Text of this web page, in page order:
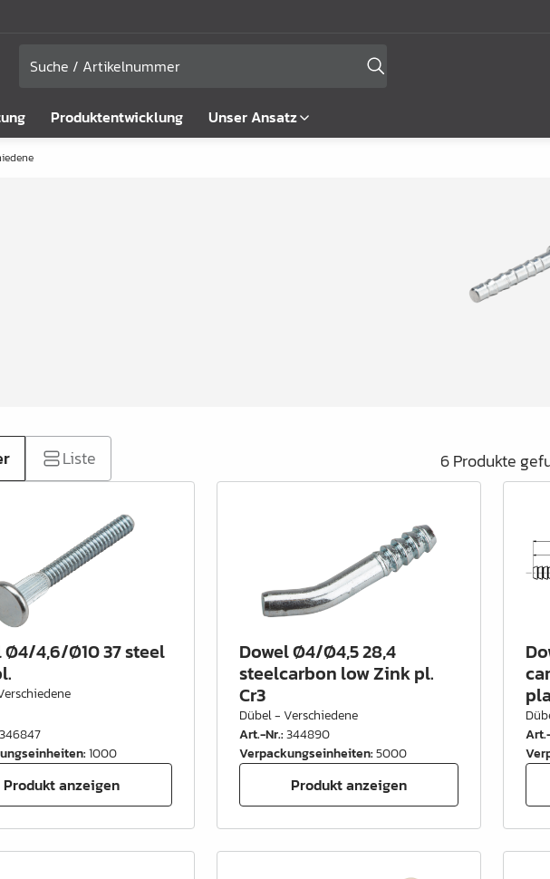
Produktentwicklung Unser Ansatz
Liste 6 Produkte
Ø4/4,6/Ø10 37 steel
346847
:1000
Produkt anzeigen
Dowel Ø4/Ø4,5 28,4
steelcarbon low Zink pl.
Cr3
Dübel - Verschiedene
Art.-Nr.:344890
Verpackungseinheiten:5000
Produkt anzeigen